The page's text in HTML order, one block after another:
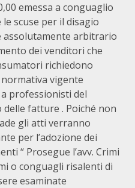
emessa a conguaglio
scuse per il disagio
assolutamente arbitrario
dei venditori che
richiedono
vigente
professionisti del
fatture . Poiché non
gli atti verranno
per l’adozione dei
“ Prosegue l’avv. Crimi
o conguagli risalenti di
esaminate